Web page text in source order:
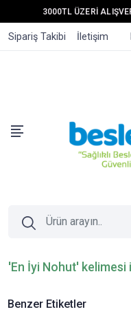
3000TL ÜZERİ
Sipariş Takibi İletişim
'En İyi Nohut' kelimesi
Benzer Etiketler